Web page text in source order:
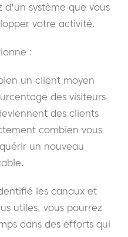
d'un système que vous
votre activité.
:
un client moyen
des visiteurs
des clients
combien vous
un nouveau
les canaux et
utiles, vous pourrez
dans des efforts qui